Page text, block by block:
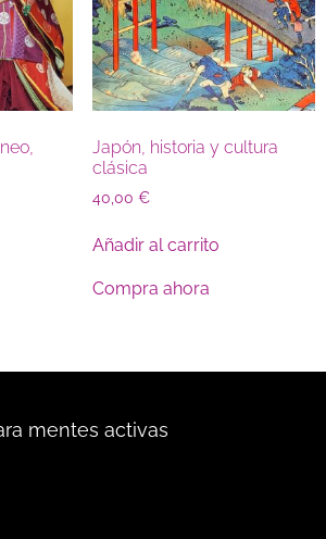
Japón, historia y cultura
clásica
40,00 €
Añadir al carrito
Compra ahora
mentes activas